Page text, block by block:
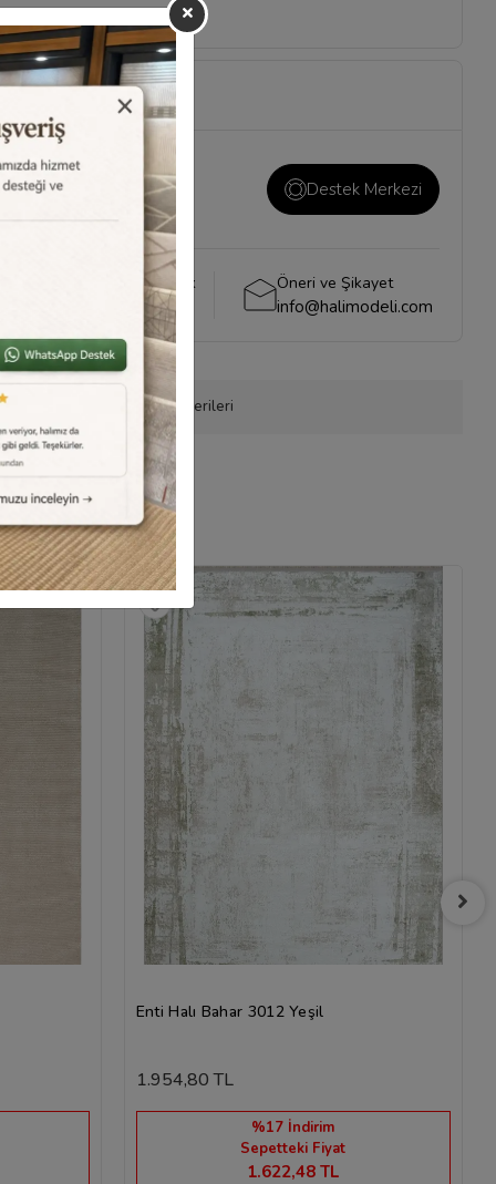
önemli konuların
sayfamızı ziyaret Destek Merkezi
Whatsapp Destek
0540 001 51 51
Öneri ve Şikayet
info@halimodeli.com
Sipariş Ürün Önerileri
Enti Halı Bahar 3012 Yeşil
1.954,80 TL
%17 İndirim
Sepetteki Fiyat
1.622,48 TL